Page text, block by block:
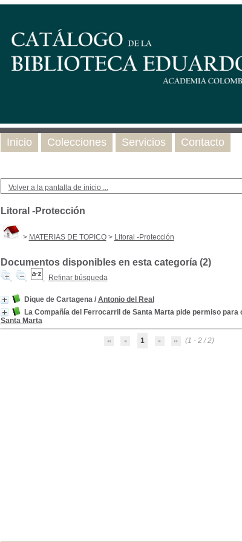
Volver a la pantalla de inicio ...
Litoral -Protección
> MATERIAS DE TOPICO> Litoral -Protección
Documentos disponibles en esta categoría (2)
Refinar búsqueda
Dique de Cartagena/ Antonio del Real
La Compañía del Ferrocarril de Santa Marta pide permiso
Santa Marta
1 (1 - 2 / 2)
Inicio Colecciones Servicios Contacto